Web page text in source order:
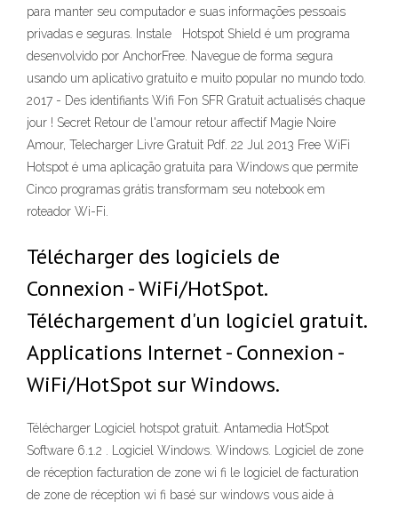
para manter seu computador e suas informações pessoais
privadas e seguras. Instale Hotspot Shield é um programa
desenvolvido por AnchorFree. Navegue de forma segura
usando um aplicativo gratuito e muito popular no mundo todo.
2017 - Des identifiants Wifi Fon SFR Gratuit actualisés chaque
jour ! Secret Retour de l'amour retour affectif Magie Noire
Amour, Telecharger Livre Gratuit Pdf. 22 Jul 2013 Free WiFi
Hotspot é uma aplicação gratuita para Windows que permite
Cinco programas grátis transformam seu notebook em
roteador Wi-Fi.
Télécharger des logiciels de
Connexion - WiFi/HotSpot.
Téléchargement d'un logiciel gratuit.
Applications Internet - Connexion -
WiFi/HotSpot sur Windows.
Télécharger Logiciel hotspot gratuit. Antamedia HotSpot
Software 6.1.2 . Logiciel Windows. Windows. Logiciel de zone
de réception facturation de zone wi fi le logiciel de facturation
de zone de réception wi fi basé sur windows vous aide à